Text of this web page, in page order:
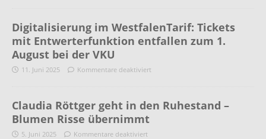
Digitalisierung im WestfalenTarif: Tickets
mit Entwerterfunktion entfallen zum 1.
August bei der VKU
11. Juni 2025 Kommentare deaktiviert
Claudia Röttger geht in den Ruhestand –
Blumen Risse übernimmt
5. Juni 2025 Kommentare deaktiviert